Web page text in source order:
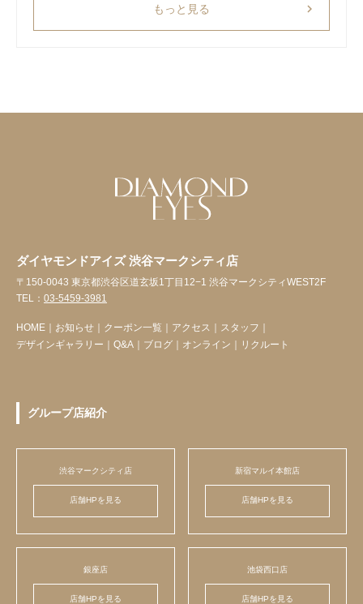
もっと見る chevron_right
ダイヤモンドアイズ 渋谷マークシティ店
〒150-0043 東京都渋谷区道玄坂1丁目12−1 渋谷マークシティWEST2F
TEL： 03-5459-3981
HOME ｜ お知らせ ｜ クーポン一覧 ｜ アクセス ｜ スタッフ ｜
デザインギャラリー ｜ Q&A ｜ ブログ ｜ オンライン ｜ リクルート
グループ店紹介
渋谷マークシティ店
店舗HPを見る
新宿マルイ本館店
店舗HPを見る
銀座店
店舗HPを見る
池袋西口店
店舗HPを見る